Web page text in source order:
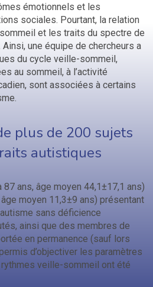
émotionnels et les
sociales. Pourtant, la relation
et les traits du spectre de
une équipe de chercheurs a
du cycle veille-sommeil,
au sommeil, à l’activité
sont associées à certains
plus de 200 sujets
autistiques
ans, âge moyen 44,1±17,1 ans)
moyen 11,3±9 ans) présentant
sans déficience
ainsi que des membres de
en permanence (sauf lors
d’objectiver les paramètres
veille-sommeil ont été